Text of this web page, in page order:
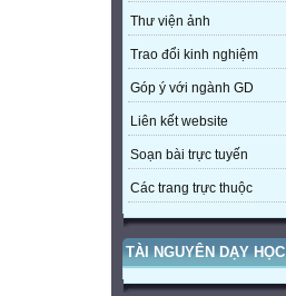
Thư viện ảnh
Trao đổi kinh nghiệm
Góp ý với ngành GD
Liên kết website
Soạn bài trực tuyến
Các trang trực thuộc
TÀI NGUYÊN DẠY HỌC